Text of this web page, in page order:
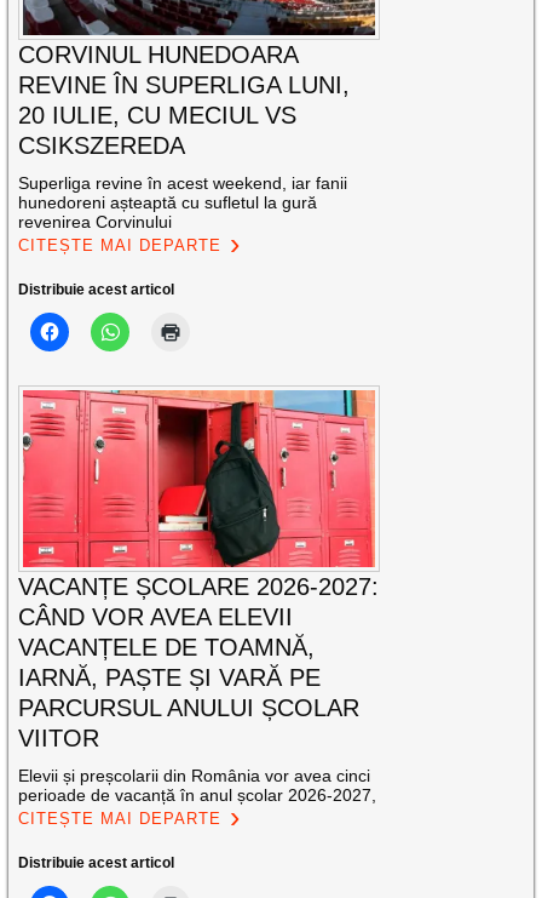
CORVINUL HUNEDOARA
REVINE ÎN SUPERLIGA LUNI,
20 IULIE, CU MECIUL VS
CSIKSZEREDA
Superliga revine în acest weekend, iar fanii
hunedoreni așteaptă cu sufletul la gură
revenirea Corvinului
CITEȘTE MAI DEPARTE
Distribuie acest articol
VACANȚE ȘCOLARE 2026-2027:
CÂND VOR AVEA ELEVII
VACANȚELE DE TOAMNĂ,
IARNĂ, PAȘTE ȘI VARĂ PE
PARCURSUL ANULUI ȘCOLAR
VIITOR
Elevii și preșcolarii din România vor avea cinci
perioade de vacanță în anul școlar 2026-2027,
CITEȘTE MAI DEPARTE
Distribuie acest articol